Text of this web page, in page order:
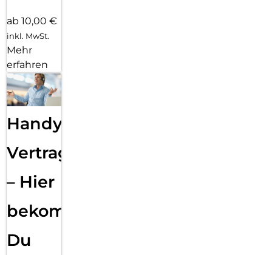
ab 10,00 €
inkl. MwSt.
Mehr
erfahren
Handy
Vertragsabwicklung
– Hier
bekommst
Du